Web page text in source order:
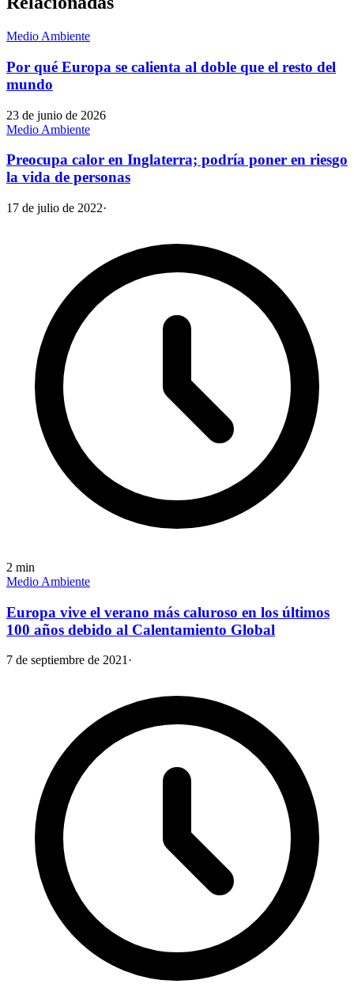
Medio Ambiente
Por qué Europa se calienta al doble que el resto del
mundo
23 de junio de 2026
Medio Ambiente
Preocupa calor en Inglaterra; podría poner en riesgo
la vida de personas
17 de julio de 2022·
2 min
Medio Ambiente
Europa vive el verano más caluroso en los últimos
100 años debido al Calentamiento Global
7 de septiembre de 2021·